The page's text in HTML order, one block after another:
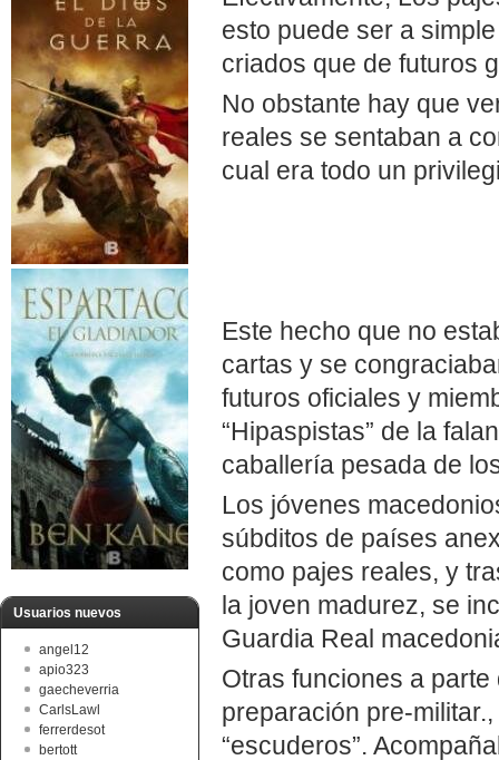
Usuarios nuevos
angel12
apio323
gaecheverria
CarlsLawl
ferrerdesot
bertott
esto puede ser a
criados que de futuros
No obstante hay que
reales se sentaban a
cual era todo un
Este hecho que no
cartas y se
futuros oficiales y
“Hipaspistas” de la
caballería pesada de
Los jóvenes
súbditos de países
como pajes reales, y
la joven madurez, se
Guardia Real
Otras funciones a
preparación pre-
“escuderos”.